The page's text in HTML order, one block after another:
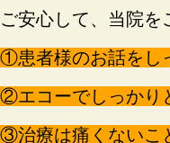
ご安心して、当院を
①患者様のお話をし
②エコーでしっかり
③治療は痛くないこ